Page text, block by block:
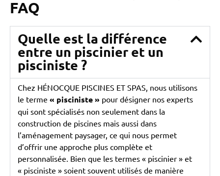
FAQ
Quelle est la différence
entre un piscinier et un
pisciniste ?
Chez HÉNOCQUE PISCINES ET SPAS, nous utilisons
le terme « pisciniste » pour désigner nos experts
qui sont spécialisés non seulement dans la
construction de piscines mais aussi dans
l’aménagement paysager, ce qui nous permet
d’offrir une approche plus complète et
personnalisée. Bien que les termes « piscinier » et
« pisciniste » soient souvent utilisés de manière